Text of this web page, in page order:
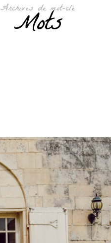
Archives de mot-clé
Mots